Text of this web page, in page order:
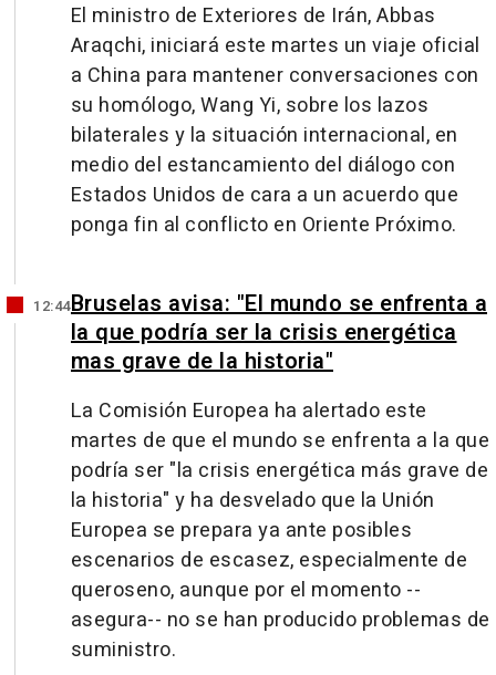
El ministro de Exteriores de Irán, Abbas
Araqchi, iniciará este martes un viaje oficial
a China para mantener conversaciones con
su homólogo, Wang Yi, sobre los lazos
bilaterales y la situación internacional, en
medio del estancamiento del diálogo con
Estados Unidos de cara a un acuerdo que
ponga fin al conflicto en Oriente Próximo.
12:44Bruselas avisa: "El mundo se enfrenta a
la que podría ser la crisis energética
mas grave de la historia"
La Comisión Europea ha alertado este
martes de que el mundo se enfrenta a la que
podría ser "la crisis energética más grave de
la historia" y ha desvelado que la Unión
Europea se prepara ya ante posibles
escenarios de escasez, especialmente de
queroseno, aunque por el momento --
asegura-- no se han producido problemas de
suministro.